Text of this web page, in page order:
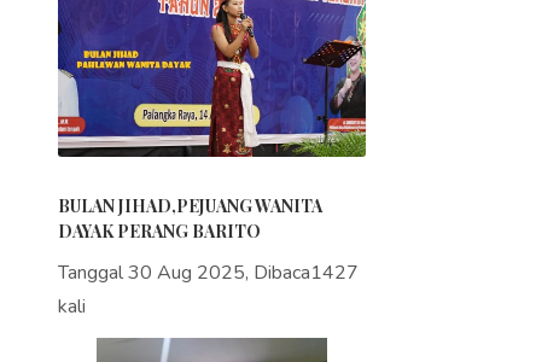
BULAN JIHAD,PEJUANG WANITA
DAYAK PERANG BARITO
Tanggal 30 Aug 2025, Dibaca1427
kali